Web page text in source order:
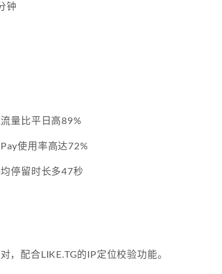
钟
量比平日高89%
使用率高达72%
停留时长多47秒
，配合LIKE.TG的IP定位校验功能。